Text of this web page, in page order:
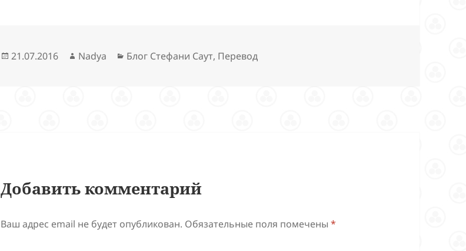
Опубликовано
21.07.2016 Автор
Nadya Рубрики
Блог Стефани Саут, Перевод
Добавить комментарий
Ваш адрес email не будет опубликован. Обязательные поля помечены*